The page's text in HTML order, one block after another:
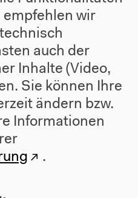
2017
empfehlen wir
auch der
Inhalte (Video,
Sie können Ihre
ändern bzw.
Informationen
.